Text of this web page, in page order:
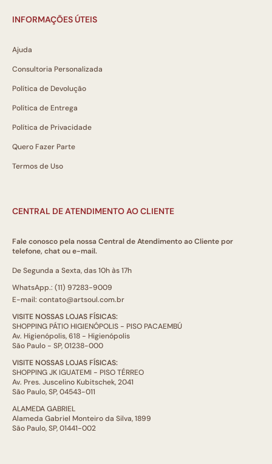
INFORMAÇÕES ÚTEIS
Ajuda
Consultoria Personalizada
Política de Devolução
Política de Entrega
Política de Privacidade
Quero Fazer Parte
Termos de Uso
CENTRAL DE ATENDIMENTO AO CLIENTE
Fale conosco pela nossa Central de Atendimento ao Cliente por
telefone, chat ou e-mail.
De Segunda a Sexta, das 10h às 17h
WhatsApp.: (11) 97283-9009
E-mail: contato@artsoul.com.br
VISITE NOSSAS LOJAS FÍSICAS:
SHOPPING PÁTIO HIGIENÓPOLIS - PISO PACAEMBÚ
Av. Higienópolis, 618 - Higienópolis
São Paulo - SP, 01238-000
VISITE NOSSAS LOJAS FÍSICAS:
SHOPPING JK IGUATEMI - PISO TÉRREO
Av. Pres. Juscelino Kubitschek, 2041
São Paulo, SP, 04543-011
ALAMEDA GABRIEL
Alameda Gabriel Monteiro da Silva, 1899
São Paulo, SP, 01441-002